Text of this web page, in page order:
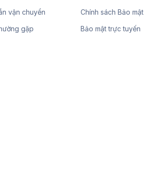
vận chuyển
gặp
Chính sách Bảo mật
Bảo mật trực tuyến